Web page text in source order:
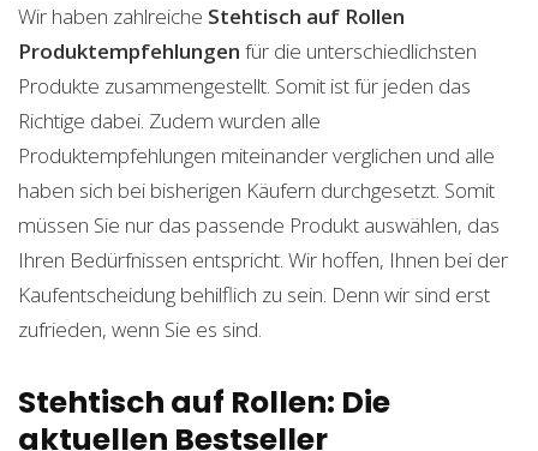
Wir haben zahlreiche Stehtisch auf Rollen
Produktempfehlungen für die unterschiedlichsten
Produkte zusammengestellt. Somit ist für jeden das
Richtige dabei. Zudem wurden alle
Produktempfehlungen miteinander verglichen und alle
haben sich bei bisherigen Käufern durchgesetzt. Somit
müssen Sie nur das passende Produkt auswählen, das
Ihren Bedürfnissen entspricht. Wir hoffen, Ihnen bei der
Kaufentscheidung behilflich zu sein. Denn wir sind erst
zufrieden, wenn Sie es sind.
Stehtisch auf Rollen: Die
aktuellen Bestseller